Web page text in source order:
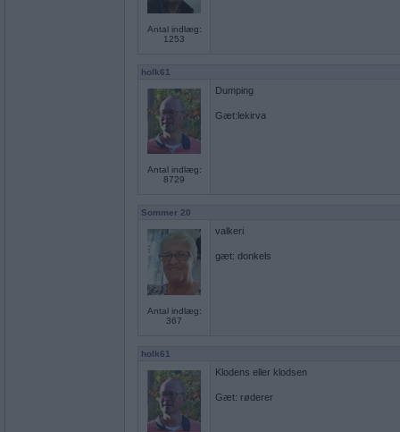
Antal indlæg:
1253
holk61
Antal indlæg:
8729
Dumping
Gæt:lekirva
Sommer 20
Antal indlæg:
367
valkeri
gæt: donkels
holk61
Klodens eller klodsen
Gæt: røderer